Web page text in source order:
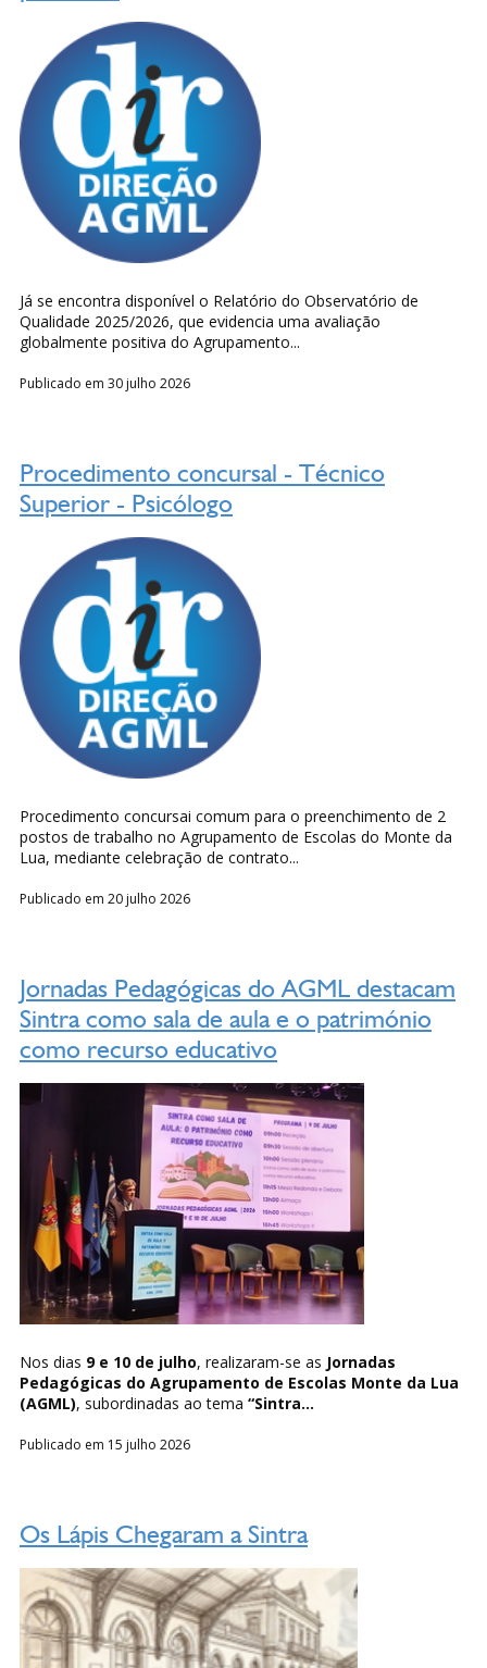
Já se encontra disponível o Relatório do Observatório de
Qualidade 2025/2026, que evidencia uma avaliação
globalmente positiva do Agrupamento...
Publicado em 30 julho 2026
Procedimento concursal - Técnico
Superior - Psicólogo
Procedimento concursai comum para o preenchimento de 2
postos de trabalho no Agrupa­mento de Escolas do Monte da
Lua, mediante celebração de contrato...
Publicado em 20 julho 2026
Jornadas Pedagógicas do AGML destacam
Sintra como sala de aula e o património
como recurso educativo
Nos dias 9 e 10 de julho, realizaram-se as Jornadas
Pedagógicas do Agrupamento de Escolas Monte da Lua
(AGML), subordinadas ao tema “Sintra...
Publicado em 15 julho 2026
Os Lápis Chegaram a Sintra